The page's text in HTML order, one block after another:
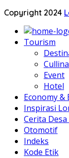
Copyright 2024
Tourism
Event
Hotel
Economy &
Inspirasi
Cerita
Otomotif
Indeks
Kode Etik